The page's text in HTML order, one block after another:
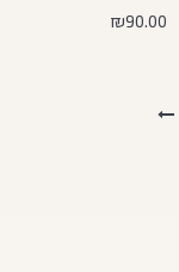
₪90.00